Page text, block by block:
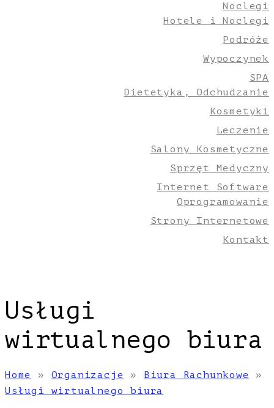
Noclegi
Hotele i Noclegi
Podróże
Wypoczynek
SPA
Dietetyka, Odchudzanie
Kosmetyki
Leczenie
Salony Kosmetyczne
Sprzęt Medyczny
Internet Software
Oprogramowanie
Strony Internetowe
Kontakt
Usługi
wirtualnego biura
Home » Organizacje » Biura Rachunkowe »
Usługi wirtualnego biura